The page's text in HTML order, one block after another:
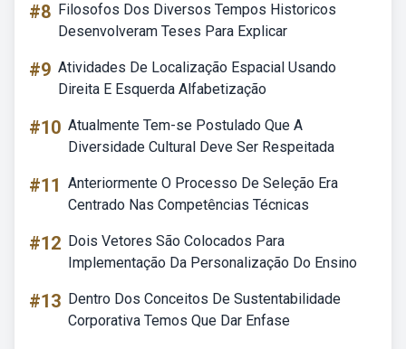
#8 Filosofos Dos Diversos Tempos Historicos
Desenvolveram Teses Para Explicar
#9 Atividades De Localização Espacial Usando
Direita E Esquerda Alfabetização
#10 Atualmente Tem-se Postulado Que A
Diversidade Cultural Deve Ser Respeitada
#11 Anteriormente O Processo De Seleção Era
Centrado Nas Competências Técnicas
#12 Dois Vetores São Colocados Para
Implementação Da Personalização Do Ensino
#13 Dentro Dos Conceitos De Sustentabilidade
Corporativa Temos Que Dar Enfase